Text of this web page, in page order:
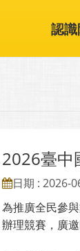
認
2026臺中
日期 : 2026-
為推廣全民參
辦理競賽，廣